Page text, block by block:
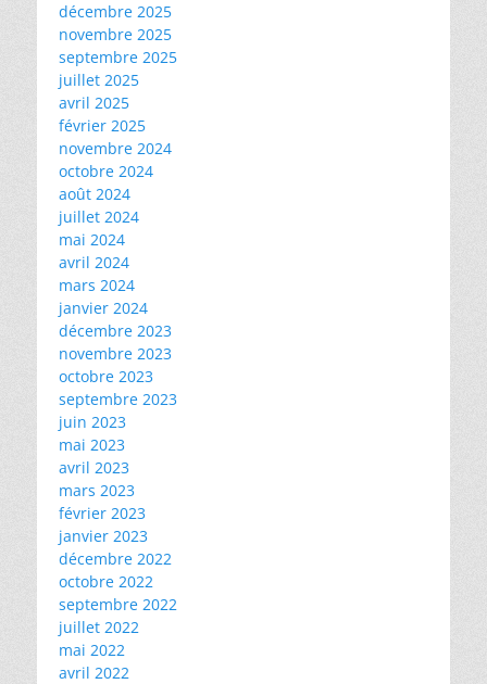
décembre 2025
novembre 2025
septembre 2025
juillet 2025
avril 2025
février 2025
novembre 2024
octobre 2024
août 2024
juillet 2024
mai 2024
avril 2024
mars 2024
janvier 2024
décembre 2023
novembre 2023
octobre 2023
septembre 2023
juin 2023
mai 2023
avril 2023
mars 2023
février 2023
janvier 2023
décembre 2022
octobre 2022
septembre 2022
juillet 2022
mai 2022
avril 2022